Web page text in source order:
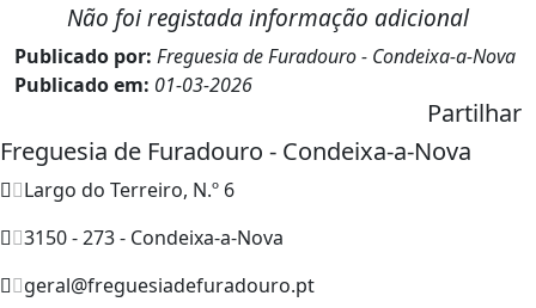
Não foi registada informação adicional
Publicado por: Freguesia de Furadouro - Condeixa-a-Nova
Publicado em: 01-03-2026
Partilhar
Freguesia de Furadouro - Condeixa-a-Nova
Largo do Terreiro, N.º 6
3150 - 273 - Condeixa-a-Nova
geral@freguesiadefuradouro.pt